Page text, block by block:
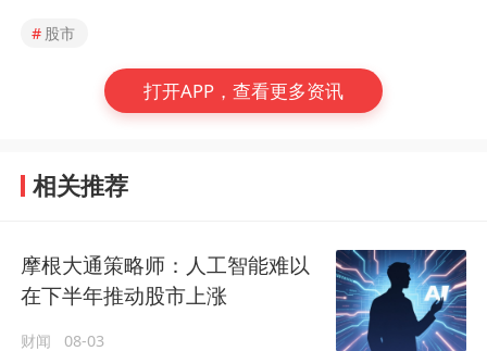
# 股市
打开APP，查看更多资讯
相关推荐
摩根大通策略师：人工智能难以
在下半年推动股市上涨
财闻 08-03